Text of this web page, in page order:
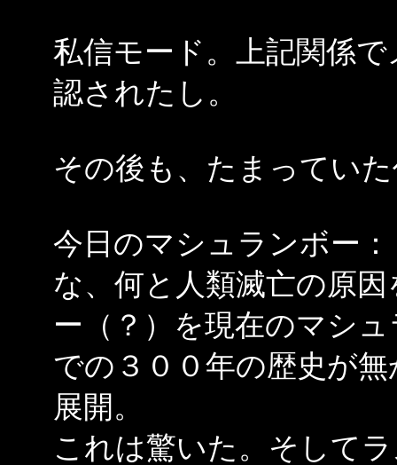
私信モード。上記関係
認されたし。
その後も、たまってい
今日のマシュランボー：
な、何と人類滅亡の原
ー（？）を現在のマシ
での３００年の歴史が
展開。
これは驚いた。そして